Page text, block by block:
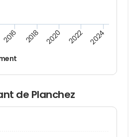
2016 2018 2020 2022 2024
de Planchez